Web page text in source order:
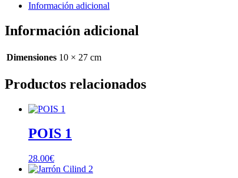
Información adicional
Información adicional
Dimensiones 10 × 27 cm
Productos relacionados
POIS 1
28.00€